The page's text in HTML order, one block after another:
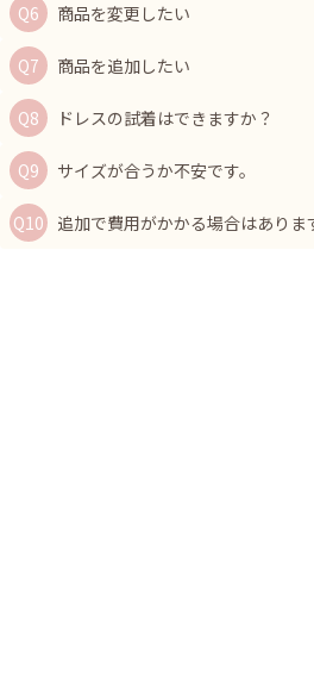
商品を変更したい
商品を追加したい
ドレスの試着はできますか？
サイズが合うか不安です。
追加で費用がかかる場合はありま